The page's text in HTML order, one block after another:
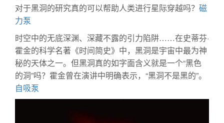
对于黑洞的研究真的可以帮助人类进行星际穿越吗？ 磁
力泵
时空中的无底深渊、深藏不露的引力陷阱……在史蒂芬·
霍金的科学名著《时间简史》中，黑洞是宇宙中最为神
秘的天体之一。但黑洞真的如字面含义就是一个“黑色
的洞”吗？霍金曾在演讲中明确表示，“黑洞不是黑的”。
自吸泵